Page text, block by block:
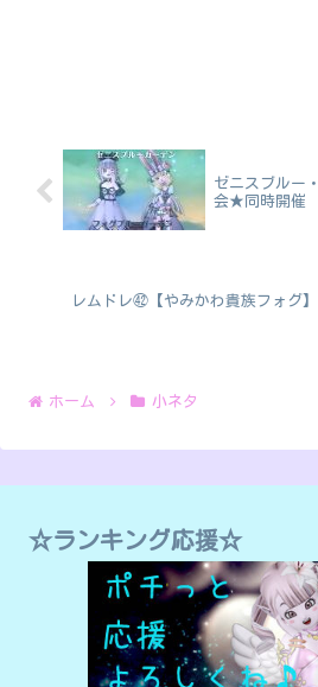
ゼニスブルー
会★同時開催
レムドレ㊷【やみかわ貴族フォグ】
ホーム 小ネタ
☆ランキング応援☆